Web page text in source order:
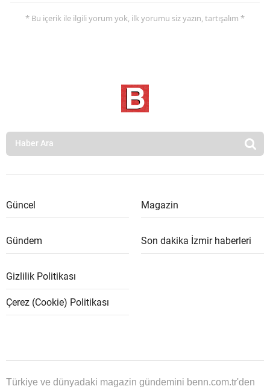
* Bu içerik ile ilgili yorum yok, ilk yorumu siz yazın, tartışalım *
Güncel Magazin
Gündem Son dakika İzmir haberleri
Gizlilik Politikası
Çerez (Cookie) Politikası
Türkiye ve dünyadaki magazin gündemini benn.com.tr'den